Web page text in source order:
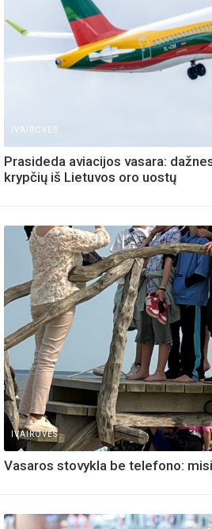
IVAIROVES
Prasideda aviacijos vasara:
krypčių iš Lietuvos oro uostų
IVAIROVES
Vasaros stovykla be telefono: